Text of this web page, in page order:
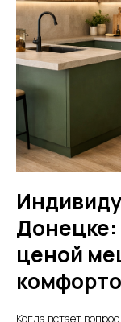
Донецке:
ценой
Когда встает